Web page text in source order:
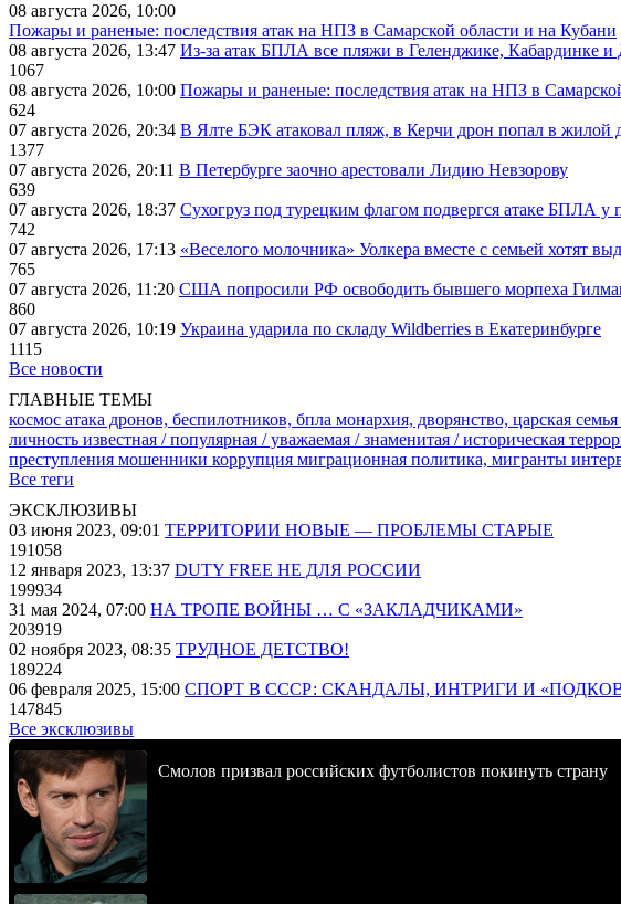
08 августа 2026, 10:00
Пожары и раненые: последствия атак на НПЗ в Самарской области и на Кубани
08 августа 2026, 13:47 Из-за атак БПЛА все пляжи в Геленджике, Кабардинке и
1067
08 августа 2026, 10:00 Пожары и раненые: последствия атак на НПЗ в
624
07 августа 2026, 20:34 В Ялте БЭК атаковал пляж, в Керчи дрон попал в жилой
1377
07 августа 2026, 20:11 В Петербурге заочно арестовали Лидию Невзорову
639
07 августа 2026, 18:37 Сухогруз под турецким флагом подвергся атаке БПЛА у
742
07 августа 2026, 17:13 «Веселого молочника» Уолкера вместе с семьей хотят
765
07 августа 2026, 11:20 США попросили РФ освободить бывшего морпеха
860
07 августа 2026, 10:19 Украина ударила по складу Wildberries в Екатеринбурге
1115
Все новости
ГЛАВНЫЕ ТЕМЫ
космос атака дронов, беспилотников, бпла монархия, дворянство, царская семья
личность известная / популярная / уважаемая / знаменитая / историческая
преступления мошенники коррупция миграционная политика, мигранты
Все теги
ЭКСКЛЮЗИВЫ
03 июня 2023, 09:01 ТЕРРИТОРИИ НОВЫЕ — ПРОБЛЕМЫ СТАРЫЕ
191058
12 января 2023, 13:37 DUTY FREE НЕ ДЛЯ РОССИИ
199934
31 мая 2024, 07:00 НА ТРОПЕ ВОЙНЫ … С «ЗАКЛАДЧИКАМИ»
203919
02 ноября 2023, 08:35 ТРУДНОЕ ДЕТСТВО!
189224
06 февраля 2025, 15:00 СПОРТ В СССР: СКАНДАЛЫ, ИНТРИГИ И
147845
Все эксклюзивы
Смолов призвал российских футболистов покинуть страну